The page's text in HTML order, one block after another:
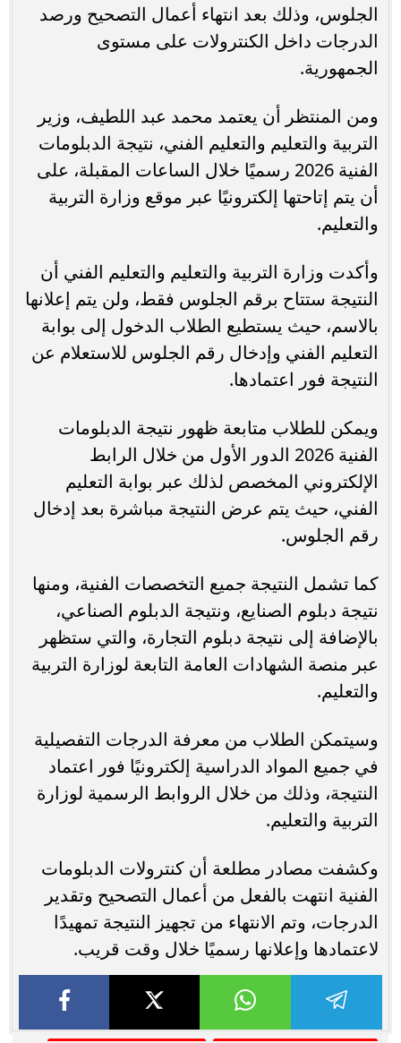
الجلوس، وذلك بعد انتهاء أعمال التصحيح ورصد
الدرجات داخل الكنترولات على مستوى
الجمهورية.
ومن المنتظر أن يعتمد محمد عبد اللطيف، وزير
التربية والتعليم والتعليم الفني، نتيجة الدبلومات
الفنية 2026 رسميًا خلال الساعات المقبلة، على
أن يتم إتاحتها إلكترونيًا عبر موقع وزارة التربية
والتعليم.
وأكدت وزارة التربية والتعليم والتعليم الفني أن
النتيجة ستتاح برقم الجلوس فقط، ولن يتم إعلانها
بالاسم، حيث يستطيع الطلاب الدخول إلى بوابة
التعليم الفني وإدخال رقم الجلوس للاستعلام عن
النتيجة فور اعتمادها.
ويمكن للطلاب متابعة ظهور نتيجة الدبلومات
الفنية 2026 الدور الأول من خلال الرابط
الإلكتروني المخصص لذلك عبر بوابة التعليم
الفني، حيث يتم عرض النتيجة مباشرة بعد إدخال
رقم الجلوس.
كما تشمل النتيجة جميع التخصصات الفنية، ومنها
نتيجة دبلوم الصنايع، ونتيجة الدبلوم الصناعي،
بالإضافة إلى نتيجة دبلوم التجارة، والتي ستظهر
عبر منصة الشهادات العامة التابعة لوزارة التربية
والتعليم.
وسيتمكن الطلاب من معرفة الدرجات التفصيلية
في جميع المواد الدراسية إلكترونيًا فور اعتماد
النتيجة، وذلك من خلال الروابط الرسمية لوزارة
التربية والتعليم.
وكشفت مصادر مطلعة أن كنترولات الدبلومات
الفنية انتهت بالفعل من أعمال التصحيح وتقدير
الدرجات، وتم الانتهاء من تجهيز النتيجة تمهيدًا
لاعتمادها وإعلانها رسميًا خلال وقت قريب.